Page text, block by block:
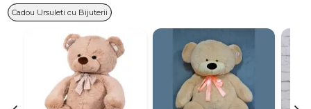
Cadou Ursuleti cu Bijuterii